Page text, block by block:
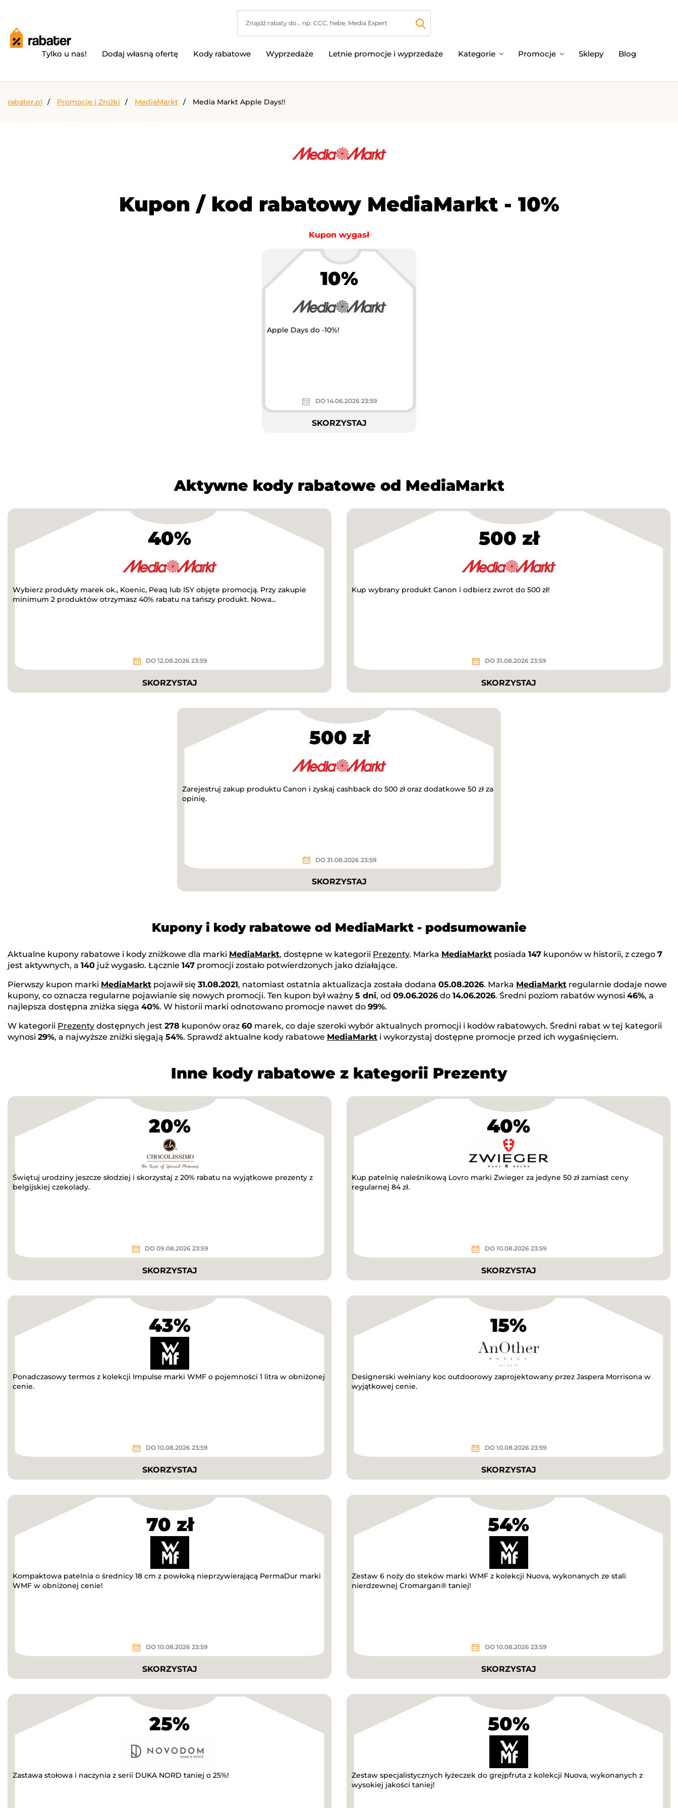
Tylko u nas! Dodaj własną ofertę Kody rabatowe Wyprzedaże Letnie promocje i wyprzedaże Kategorie Promocje Sklepy Blog
rabater.pl Promocje i Zniżki MediaMarkt Media Markt Apple Days!!
Kupon / kod rabatowy MediaMarkt - 10%
Kupon wygasł
10%
Apple Days do -10%!
DO 14.06.2026 23:59
SKORZYSTAJ
Aktywne kody rabatowe od MediaMarkt
40%
Wybierz produkty marek ok., Koenic, Peaq lub ISY objęte promocją. Przy zakupie
minimum 2 produktów otrzymasz 40% rabatu na tańszy produkt. Nowa...
DO 12.08.2026 23:59
SKORZYSTAJ
500 zł
Kup wybrany produkt Canon i odbierz zwrot do 500 zł!
DO 31.08.2026 23:59
SKORZYSTAJ
500 zł
Zarejestruj zakup produktu Canon i zyskaj cashback do 500 zł oraz dodatkowe 50 zł za
opinię.
DO 31.08.2026 23:59
SKORZYSTAJ
Kupony i kody rabatowe od MediaMarkt - podsumowanie
Aktualne kupony rabatowe i kody zniżkowe dla marki MediaMarkt, dostępne w kategorii Prezenty. Marka MediaMarkt posiada 147 kuponów w historii, z czego 7
jest aktywnych, a 140 już wygasło. Łącznie 147 promocji zostało potwierdzonych jako działające.
Pierwszy kupon marki MediaMarkt pojawił się 31.08.2021, natomiast ostatnia aktualizacja została dodana 05.08.2026. Marka MediaMarkt regularnie dodaje nowe
kupony, co oznacza regularne pojawianie się nowych promocji. Ten kupon był ważny 5 dni, od 09.06.2026 do 14.06.2026. Średni poziom rabatów wynosi 46%, a
najlepsza dostępna zniżka sięga 40%. W historii marki odnotowano promocje nawet do 99%.
W kategorii Prezenty dostępnych jest 278 kuponów oraz 60 marek, co daje szeroki wybór aktualnych promocji i kodów rabatowych. Średni rabat w tej kategorii
wynosi 29%, a najwyższe zniżki sięgają 54%. Sprawdź aktualne kody rabatowe MediaMarkt i wykorzystaj dostępne promocje przed ich wygaśnięciem.
Inne kody rabatowe z kategorii Prezenty
20%
Świętuj urodziny jeszcze słodziej i skorzystaj z 20% rabatu na wyjątkowe prezenty z
belgijskiej czekolady.
DO 09.08.2026 23:59
SKORZYSTAJ
40%
Kup patelnię naleśnikową Lovro marki Zwieger za jedyne 50 zł zamiast ceny
regularnej 84 zł.
DO 10.08.2026 23:59
SKORZYSTAJ
43%
Ponadczasowy termos z kolekcji Impulse marki WMF o pojemności 1 litra w obniżonej
cenie.
DO 10.08.2026 23:59
SKORZYSTAJ
15%
Designerski wełniany koc outdoorowy zaprojektowany przez Jaspera Morrisona w
wyjątkowej cenie.
DO 10.08.2026 23:59
SKORZYSTAJ
70 zł
Kompaktowa patelnia o średnicy 18 cm z powłoką nieprzywierającą PermaDur marki
WMF w obniżonej cenie!
DO 10.08.2026 23:59
SKORZYSTAJ
54%
Zestaw 6 noży do steków marki WMF z kolekcji Nuova, wykonanych ze stali
nierdzewnej Cromargan® taniej!
DO 10.08.2026 23:59
SKORZYSTAJ
25%
Zastawa stołowa i naczynia z serii DUKA NORD taniej o 25%!
50%
Zestaw specjalistycznych łyżeczek do grejpfruta z kolekcji Nuova, wykonanych z
wysokiej jakości taniej!